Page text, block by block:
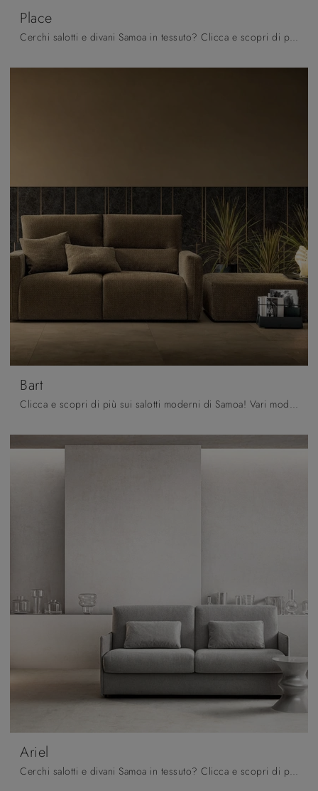
Place
Cerchi salotti e divani Samoa in tessuto? Clicca e scopri di più sul modello Place per spazi moderni.
Bart
Clicca e scopri di più sui salotti moderni di Samoa! Vari modelli di divani, come Bart, ti attendono.
Ariel
Cerchi salotti e divani Samoa in tessuto? Clicca e scopri di più sul modello Ariel per spazi moderni.